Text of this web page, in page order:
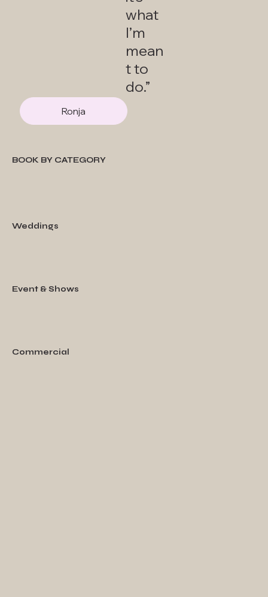
what
I’m
mean
t to
do.”
Ronja
BOOK BY CATEGORY
Weddings
Event & Shows
Commercial